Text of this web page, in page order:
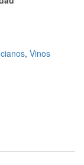
, Vinos